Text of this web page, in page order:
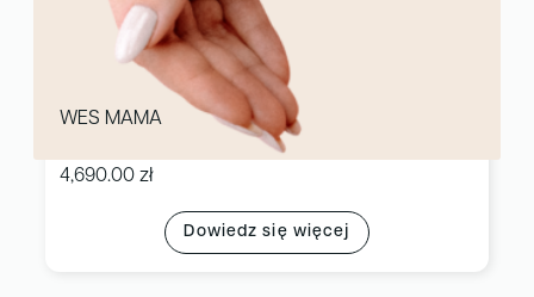
WES MAMA
4,690.00 zł
Dowiedz się więcej